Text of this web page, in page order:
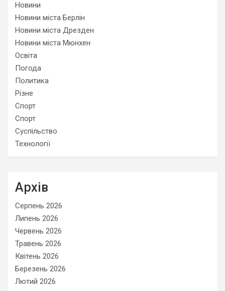
Новини
Новини міста Берлін
Новини міста Дрезден
Новини міста Мюнхен
Освіта
Погода
Политика
Різне
Спорт
Спорт
Суспільство
Технології
Архів
Серпень 2026
Липень 2026
Червень 2026
Травень 2026
Квітень 2026
Березень 2026
Лютий 2026